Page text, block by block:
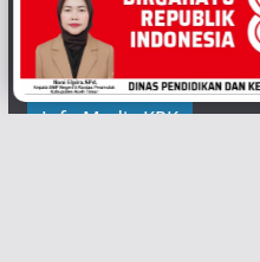
Form Pendaftaran
Contact Us
Info Media KPK